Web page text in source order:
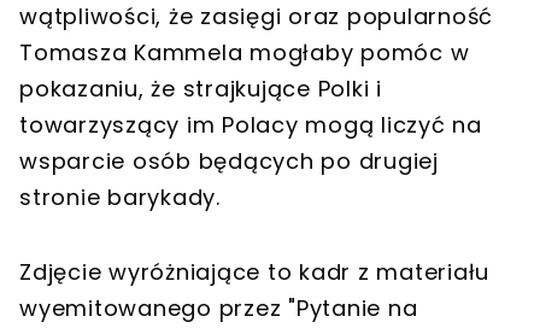
wątpliwości, że zasięgi oraz popularność
Tomasza Kammela mogłaby pomóc w
pokazaniu, że strajkujące Polki i
towarzyszący im Polacy mogą liczyć na
wsparcie osób będących po drugiej
stronie barykady.
Zdjęcie wyróżniające to kadr z materiału
wyemitowanego przez "Pytanie na